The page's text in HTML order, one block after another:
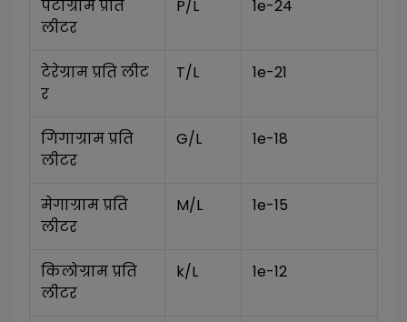
पेटाग्राम प्रति
लीटर
P/L 1e-24
टेरेग्राम प्रति लीट
र
T/L 1e-21
गिगाग्राम प्रति
लीटर
G/L 1e-18
मेगाग्राम प्रति
लीटर
M/L 1e-15
किलोग्राम प्रति
लीटर
k/L 1e-12